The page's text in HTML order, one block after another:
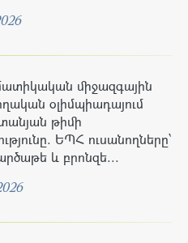
միջազգային
օլիմպիադայում
թիմի
ԵՊՀ ուսանողները՝
և բրոնզե...